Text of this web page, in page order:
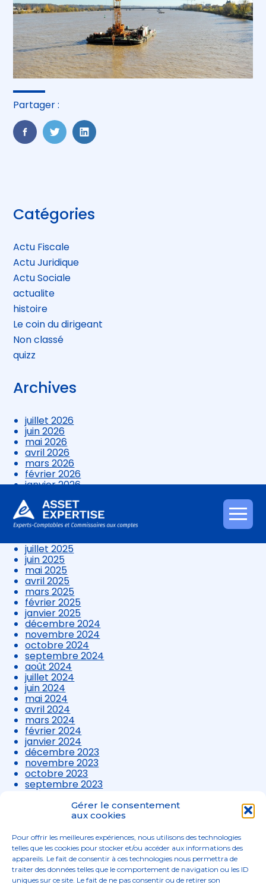
Gérer le consentement
aux cookies
Pour offrir les meilleures expériences, nous utilisons des technologies
telles que les cookies pour stocker et/ou accéder aux informations des
appareils. Le fait de consentir à ces technologies nous permettra de
traiter des données telles que le comportement de navigation ou les ID
uniques sur ce site. Le fait de ne pas consentir ou de retirer son
Aller
au
Partager :
FaceBook
TwitterLinkedIn
Blog
sidebar
Catégories
Actu Fiscale
Actu Juridique
Actu Sociale
actualite
histoire
Le coin du dirigeant
Non classé
quizz
Archives
juillet 2026
juin 2026
mai 2026
avril 2026
mars 2026
février 2026
janvier 2026
novembre 2025
octobre 2025
septembre 2025
juillet 2025
juin 2025
mai 2025
avril 2025
mars 2025
février 2025
janvier 2025
décembre 2024
novembre 2024
octobre 2024
septembre 2024
août 2024
juillet 2024
juin 2024
mai 2024
avril 2024
mars 2024
février 2024
janvier 2024
décembre 2023
novembre 2023
octobre 2023
septembre 2023
août 2023
juillet 2023
avril 2023
mars 2023